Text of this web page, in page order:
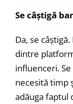
Se câștigă
Da, se
dintre
influenceri.
necesită timp
adăuga faptul